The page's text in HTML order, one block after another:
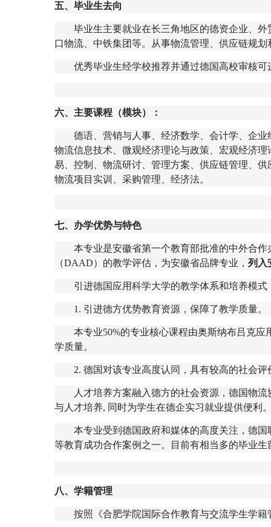
五、毕业生去向
毕业生主要就业在长三角地区的德资企业、
口物流、中铁集团等。
从事物流管理、供应链规
优秀毕业生经学校推荐并通过德国高校审核
六、主要课程（模块）：
德语、营销与人事、经济数学、会计学、企
物流信息技术、微观经济理论与政策、宏观经济
易、控制、物流研讨、管理方案、供应链管理、
物流项目实训、采购管理、经济法。
七、办学优势与特色
本专业是安徽省第一个教育部批准的中外合
（DAAD）的教学评估，为安徽省品牌专业， 列入
引进德国应用科学大学的教学体系和培养模
1. 引进德方优势教育资源，保障了教学质量。
本专业50%的专业核心课程由奥斯纳布吕克
学质量。
2. 德国对该专业高度认同，具有较高的社会评
人才培养方案融入德方的社会资源，德国物流
与人才培养, 同时为学生在德企实习就业提供便利
本专业受到德国政府和媒体的高度关注，德
等教育成功合作案例之一。目前有相当多的毕业
八、学籍管理
按照《合肥学院国际合作教育与交流学生学籍